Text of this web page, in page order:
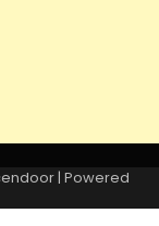
| Powered